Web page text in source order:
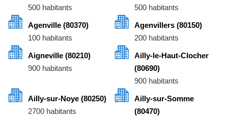
500 habitants
500 habitants
Agenville (80370)
100 habitants
Agenvillers (80150)
200 habitants
Aigneville (80210)
900 habitants
Ailly-le-Haut-Clocher
(80690)
900 habitants
Ailly-sur-Noye (80250)
2700 habitants
Ailly-sur-Somme
(80470)